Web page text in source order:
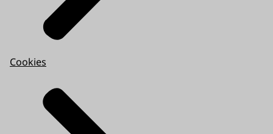
Cookies